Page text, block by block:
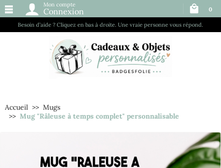
Besoin d’aide ? Cliquez en bas à droite. Une vraie personne vous répond.
Mon compte
Connexion 0
Accueil
Mugs
Mug "Râleuse à temps complet" personnalisable